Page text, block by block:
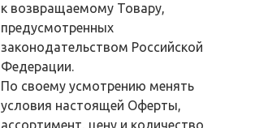
к возвращаемому Товару,
предусмотренных
законодательством Российской
Федерации.
По своему усмотрению менять
условия настоящей Оферты,
ассортимент, цену и количество